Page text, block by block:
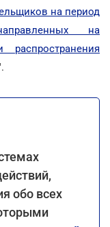
на период
на
обо всех